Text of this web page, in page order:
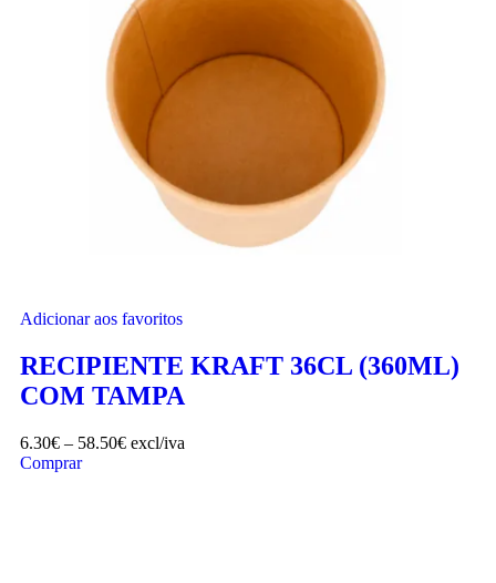
Adicionar aos favoritos
RECIPIENTE KRAFT 36CL (360ML)
COM TAMPA
6.30€ – 58.50€ excl/iva
Comprar